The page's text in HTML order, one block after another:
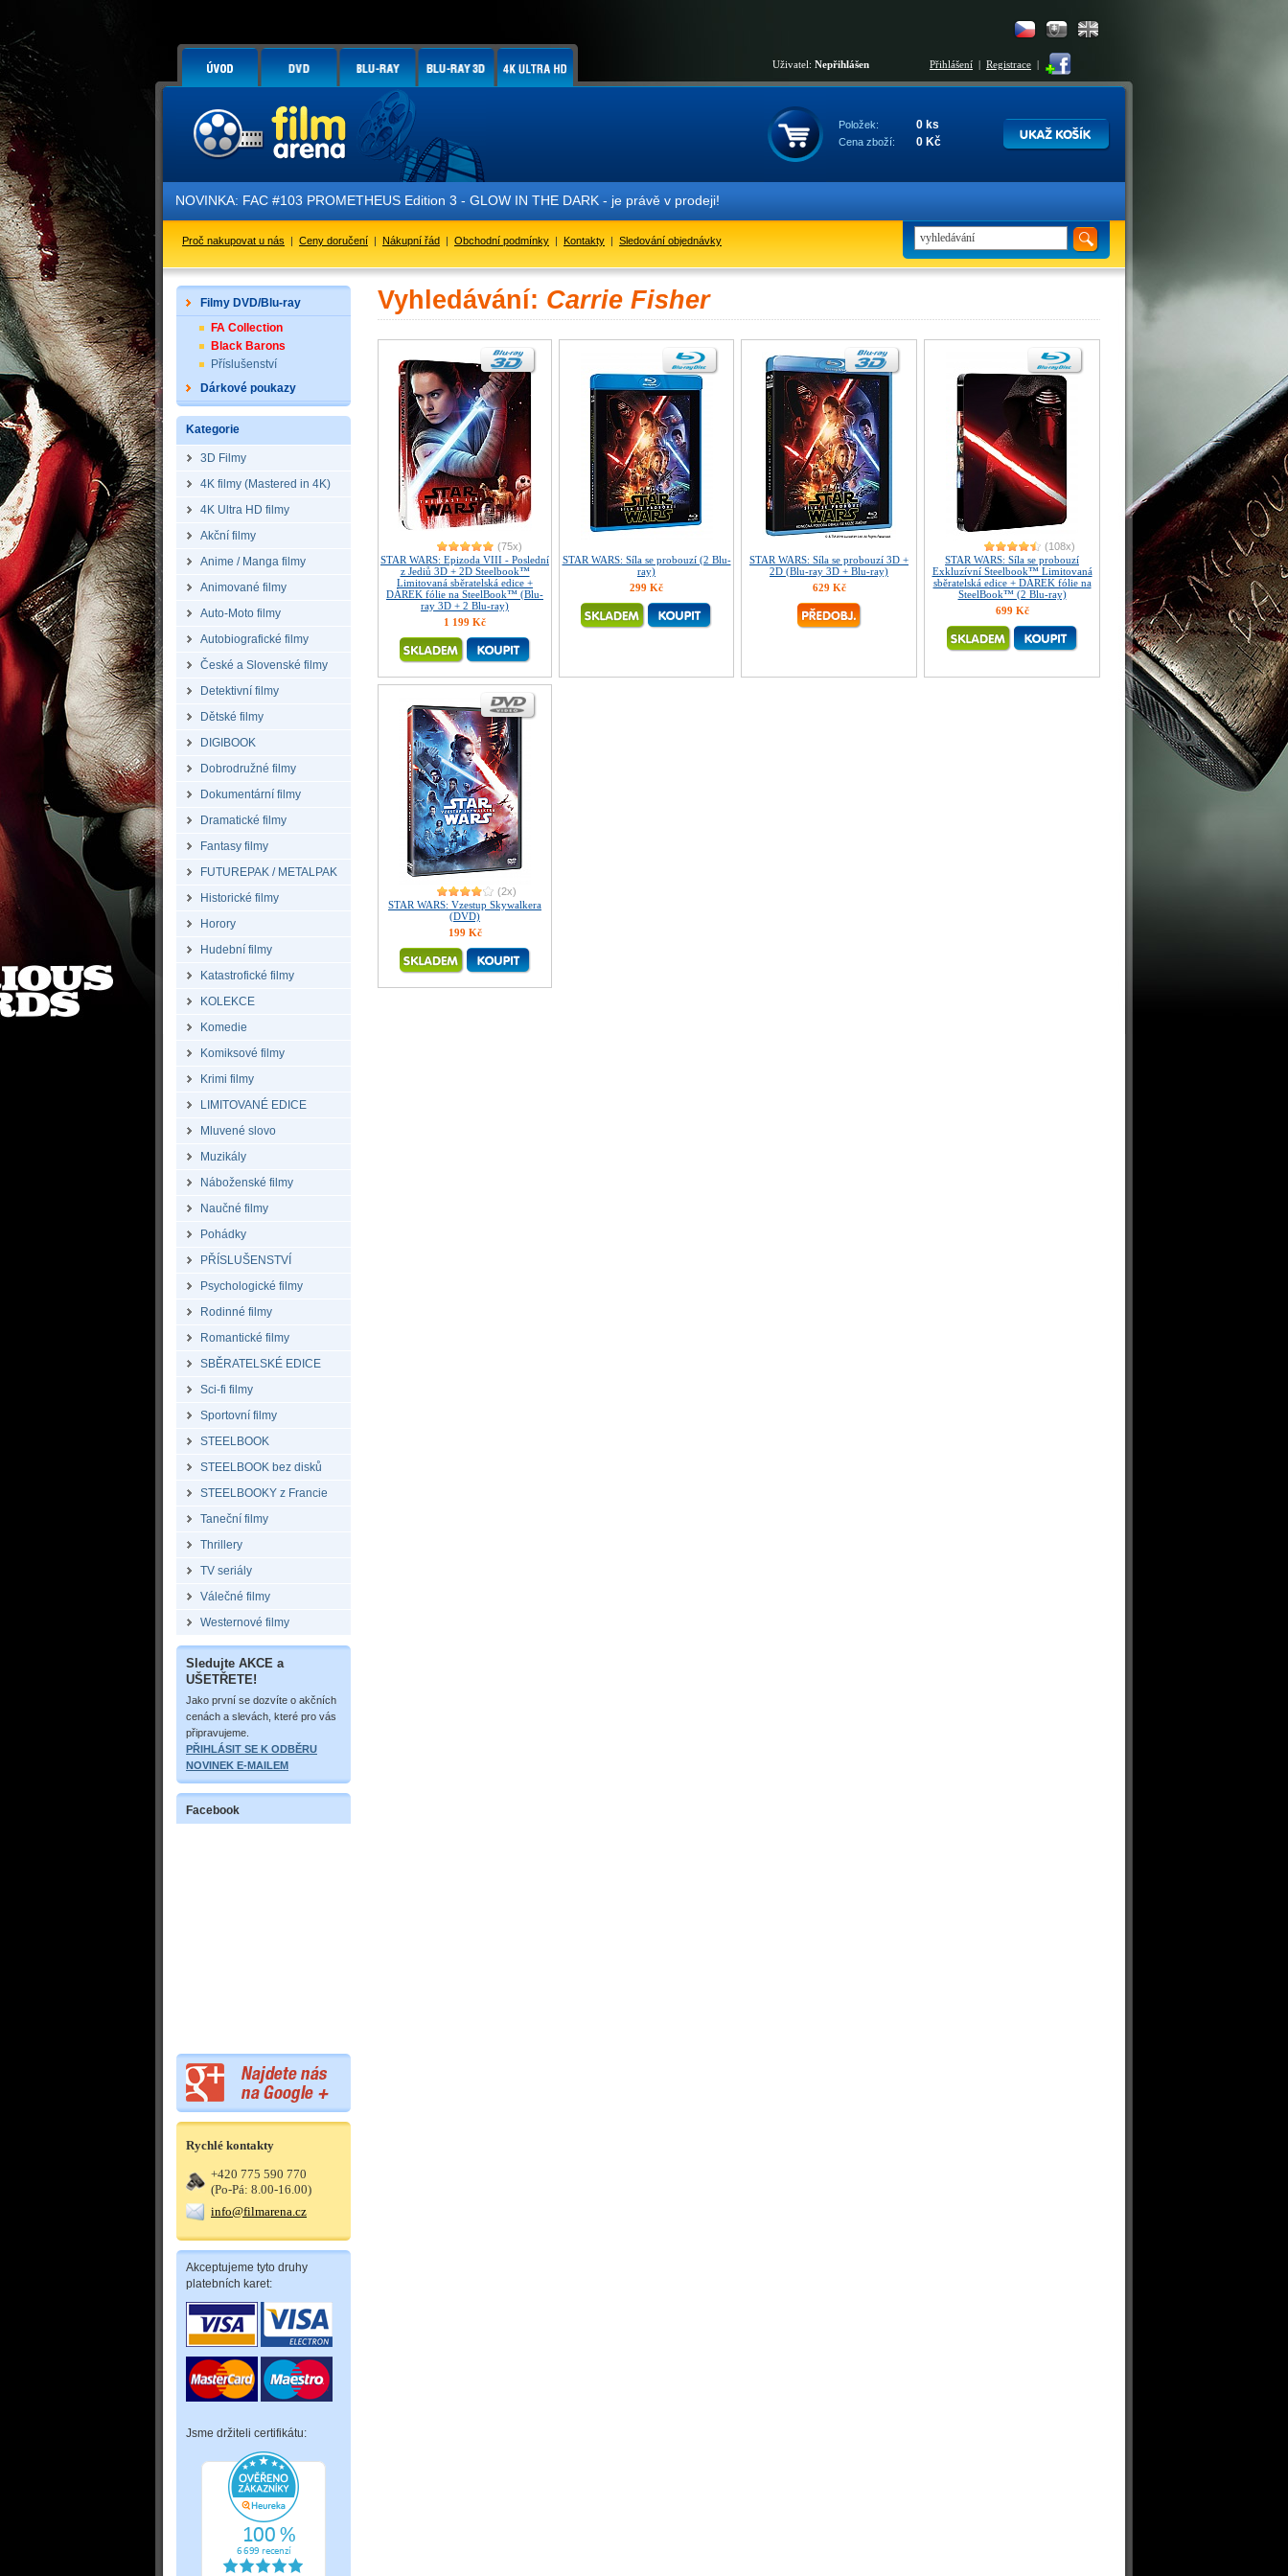
Uživatel: Nepřihlášen Přihlášení | Registrace |
Položek: 0 ks
Cena zboží: 0 Kč
NOVINKA: FAC #103 PROMETHEUS Edition 3 - GLOW IN THE DARK - je právě v prodeji!
Proč nakupovat u nás | Ceny doručení | Nákupní řád | Obchodní podmínky | Kontakty | Sledování objednávky
Filmy DVD/Blu-ray
FA Collection
Black Barons
Příslušenství
Dárkové poukazy
Kategorie
3D Filmy
4K filmy (Mastered in 4K)
4K Ultra HD filmy
Akční filmy
Anime / Manga filmy
Animované filmy
Auto-Moto filmy
Autobiografické filmy
České a Slovenské filmy
Detektivní filmy
Dětské filmy
DIGIBOOK
Dobrodružné filmy
Dokumentární filmy
Dramatické filmy
Fantasy filmy
FUTUREPAK / METALPAK
Historické filmy
Horory
Hudební filmy
Katastrofické filmy
KOLEKCE
Komedie
Komiksové filmy
Krimi filmy
LIMITOVANÉ EDICE
Mluvené slovo
Muzikály
Náboženské filmy
Naučné filmy
Pohádky
PŘÍSLUŠENSTVÍ
Psychologické filmy
Rodinné filmy
Romantické filmy
SBĚRATELSKÉ EDICE
Sci-fi filmy
Sportovní filmy
STEELBOOK
STEELBOOK bez disků
STEELBOOKY z Francie
Taneční filmy
Thrillery
TV seriály
Válečné filmy
Westernové filmy
Sledujte AKCE a
UŠETŘETE!
Jako první se dozvíte o akčních
cenách a slevách, které pro vás
připravujeme.
PŘIHLÁSIT SE K ODBĚRU
NOVINEK E-MAILEM
Facebook
Rychlé kontakty
+420 775 590 770
(Po-Pá: 8.00-16.00)
info@filmarena.cz
Akceptujeme tyto druhy
platebních karet:
Jsme držiteli certifikátu:
Vyhledávání: Carrie Fisher
(75x)
STAR WARS: Epizoda VIII - Poslední
z Jediů 3D + 2D Steelbook™
Limitovaná sběratelská edice +
DÁREK fólie na SteelBook™ (Blu-
ray 3D + 2 Blu-ray)
1 199 Kč
STAR WARS: Síla se probouzí (2 Blu-
ray)
299 Kč
STAR WARS: Síla se probouzí 3D +
2D (Blu-ray 3D + Blu-ray)
629 Kč
(108x)
STAR WARS: Síla se probouzí
Exkluzívní Steelbook™ Limitovaná
sběratelská edice + DÁREK fólie na
SteelBook™ (2 Blu-ray)
699 Kč
(2x)
STAR WARS: Vzestup Skywalkera
(DVD)
199 Kč